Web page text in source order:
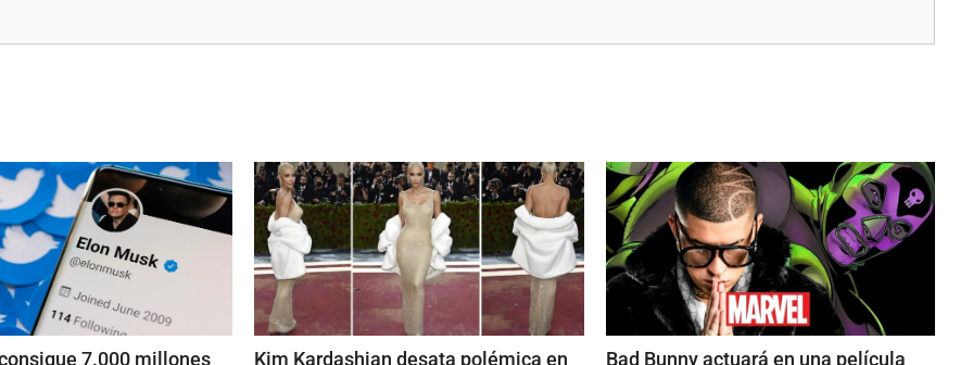
7.000 millones
Kim Kardashian desata polémica en
Bad Bunny actuará en una película